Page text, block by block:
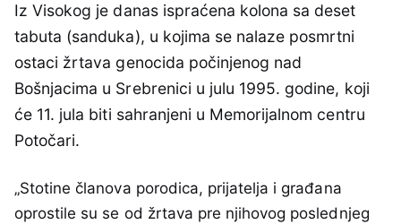
Iz Visokog je danas ispraćena kolona sa deset
tabuta (sanduka), u kojima se nalaze posmrtni
ostaci žrtava genocida počinjenog nad
Bošnjacima u Srebrenici u julu 1995. godine, koji
će 11. jula biti sahranjeni u Memorijalnom centru
Potočari.
„Stotine članova porodica, prijatelja i građana
oprostile su se od žrtava pre njihovog poslednjeg